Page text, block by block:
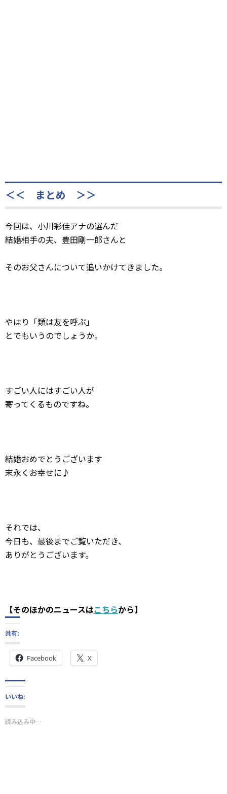
＜＜ まとめ ＞＞
今回は、小川彩佳アナの選んだ
結婚相手の夫、豊田剛一郎さんと
そのお父さんについて追いかけてきました。
やはり「類は友を呼ぶ」
とでもいうのでしょうか。
すごい人にはすごい人が
寄ってくるものですね。
結婚おめでとうございます
末永くお幸せに♪
それでは、
今日も、最後までご覧いただき、
ありがとうございます。
【そのほかのニュースはこちらから】
共有:
Facebook X
いいね:
読み込み中…